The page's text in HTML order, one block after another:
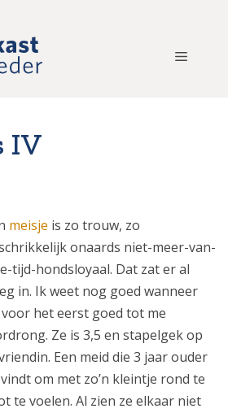
Menu
IV
meisje is zo trouw, zo
onaards niet-meer-van-
tijd-hondsloyaal. Dat zat er al
in. Ik weet nog goed wanneer
het eerst goed tot me
Ze is 3,5 en stapelgek op
Een meid die 3 jaar ouder
om met zo’n kleintje rond te
te voelen. Al zien ze elkaar niet